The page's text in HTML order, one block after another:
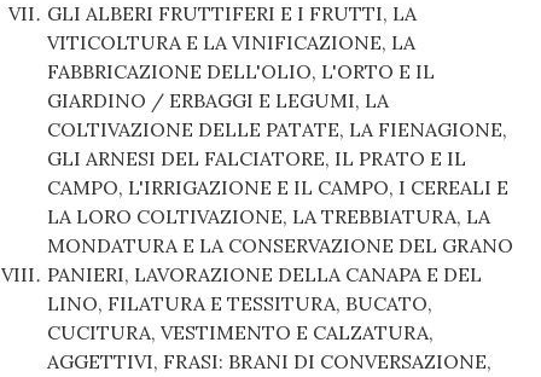
GLI ALBERI FRUTTIFERI E I FRUTTI, LA
VITICOLTURA E LA VINIFICAZIONE, LA
FABBRICAZIONE DELL'OLIO, L'ORTO E IL
GIARDINO / ERBAGGI E LEGUMI, LA
COLTIVAZIONE DELLE PATATE, LA FIENAGIONE,
GLI ARNESI DEL FALCIATORE, IL PRATO E IL
CAMPO, L'IRRIGAZIONE E IL CAMPO, I CEREALI E
LA LORO COLTIVAZIONE, LA TREBBIATURA, LA
MONDATURA E LA CONSERVAZIONE DEL GRANO
PANIERI, LAVORAZIONE DELLA CANAPA E DEL
LINO, FILATURA E TESSITURA, BUCATO,
CUCITURA, VESTIMENTO E CALZATURA,
AGGETTIVI, FRASI: BRANI DI CONVERSAZIONE,